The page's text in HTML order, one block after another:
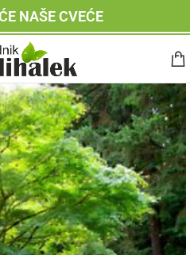
NAŠE CVEĆE